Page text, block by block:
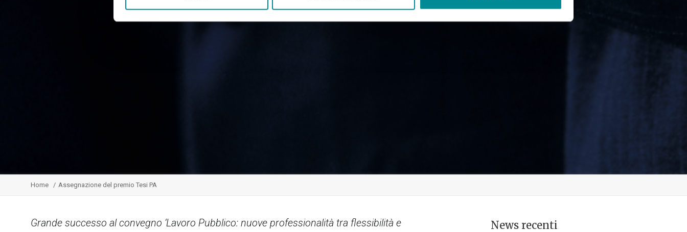
Home Assegnazione del premio Tesi PA
Grande successo al convegno ‘Lavoro Pubblico: nuove professionalità tra flessibilità e
News recenti